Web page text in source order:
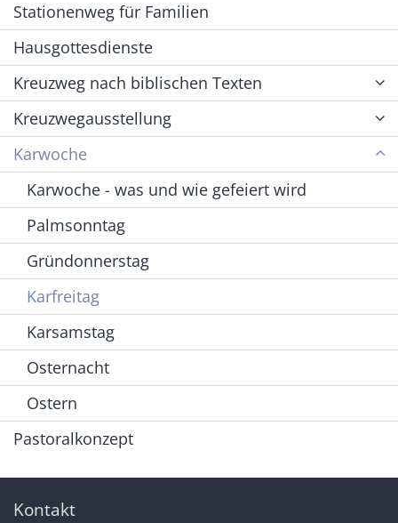
Stationenweg für Familien
Hausgottesdienste
Kreuzweg nach biblischen Texten
Kreuzwegausstellung
Karwoche
Karwoche - was und wie gefeiert wird
Palmsonntag
Gründonnerstag
Karfreitag
Karsamstag
Osternacht
Ostern
Pastoralkonzept
Kontakt